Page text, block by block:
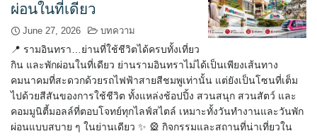
ผ่อนในที่เดียว
June 27, 2026 บทความ
📍 รามอินทรา…ย่านที่ใช้ชีวิตได้ครบทั้งเที่ยว
กิน และพักผ่อนในที่เดียว ย่านรามอินทราไม่ได้เป็นเพียงเส้นทาง
คมนาคมที่สะดวกด้วยรถไฟฟ้าสายสีชมพูเท่านั้น แต่ยังเป็นโซนที่เต็ม
ไปด้วยสีสันของการใช้ชีวิต ทั้งแหล่งช้อปปิ้ง สวนสนุก สวนสัตว์ และ
คอมมูนิตี้มอลล์ที่ตอบโจทย์ทุกไลฟ์สไตล์ เหมาะทั้งวันทำงานและวันพัก
ผ่อนแบบสบาย ๆ ในย่านเดียว ✨ 🎡 กิจกรรมและสถานที่น่าเที่ยวใน